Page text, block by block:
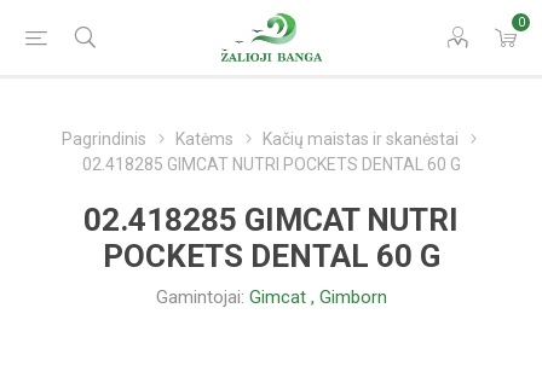
0
Pagrindinis Katėms
Kačių maistas ir skanėstai
02.418285 GIMCAT NUTRI POCKETS DENTAL 60 G
02.418285 GIMCAT NUTRI
POCKETS DENTAL 60 G
Gamintojai: Gimcat , Gimborn